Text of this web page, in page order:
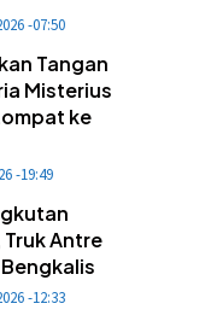
-07:50
Tangan
Misterius
ke
-19:49
Antre
-12:33